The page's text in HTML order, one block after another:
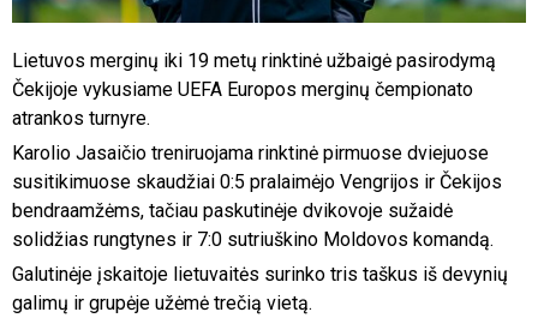
Lietuvos merginų iki 19 metų rinktinė užbaigė pasirodymą
Čekijoje vykusiame UEFA Europos merginų čempionato
atrankos turnyre.
Karolio Jasaičio treniruojama rinktinė pirmuose dviejuose
susitikimuose skaudžiai 0:5 pralaimėjo Vengrijos ir Čekijos
bendraamžėms, tačiau paskutinėje dvikovoje sužaidė
solidžias rungtynes ir 7:0 sutriuškino Moldovos komandą.
Galutinėje įskaitoje lietuvaitės surinko tris taškus iš devynių
galimų ir grupėje užėmė trečią vietą.